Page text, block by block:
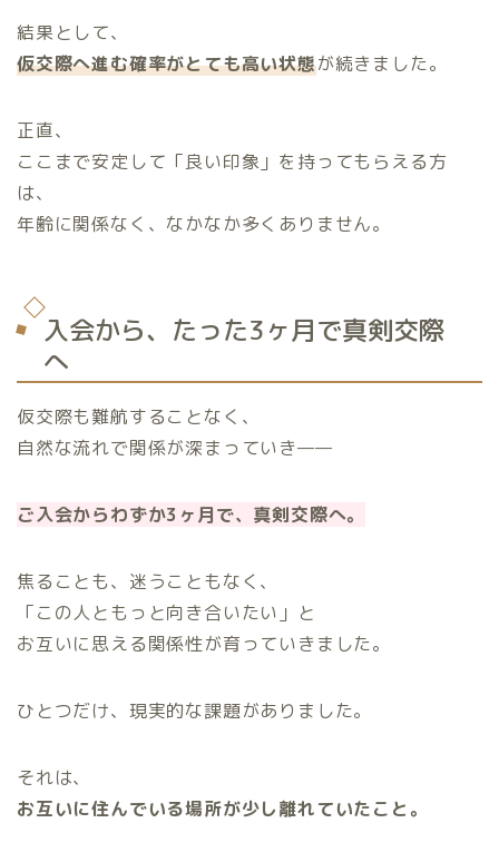
結果として、
仮交際へ進む確率がとても高い状態が続きました。
正直、
ここまで安定して「良い印象」を持ってもらえる方
は、
年齢に関係なく、なかなか多くありません。
入会から、たった3ヶ月で真剣交際
へ
仮交際も難航することなく、
自然な流れで関係が深まっていき——
ご入会からわずか3ヶ月で、真剣交際へ。
焦ることも、迷うこともなく、
「この人ともっと向き合いたい」と
お互いに思える関係性が育っていきました。
ひとつだけ、現実的な課題がありました。
それは、
お互いに住んでいる場所が少し離れていたこと。